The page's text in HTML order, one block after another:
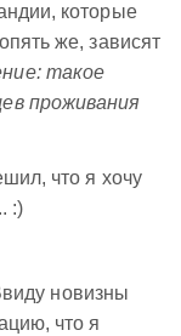
которые
же, зависят
такое
проживания
что я хочу
:)
новизны
что я